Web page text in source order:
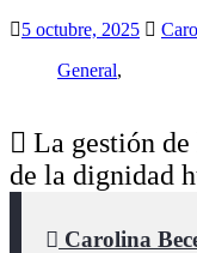
5 octubre, 2025
General,
La gestión
de la dignidad
Carolina